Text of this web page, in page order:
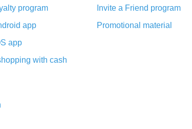
program
app
app
with cash
Invite a Friend program
Promotional material